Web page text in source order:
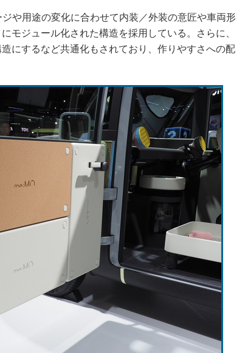
や用途の変化に合わせて内装／外装の意匠や車両形
モジュール化された構造を採用している。さらに、
にするなど共通化もされており、作りやすさへの配